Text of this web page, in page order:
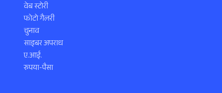
वेब स्टोरी
फोटो गैलरी
चुनाव
साइबर अपराध
ए.आई.
रुपया-पैसा